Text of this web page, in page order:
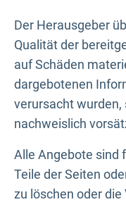
Der Herausgeber
Qualität der
auf Schäden
dargebotenen
verursacht wurden,
nachweislich
Alle Angebote sind
Teile der Seiten
zu löschen oder